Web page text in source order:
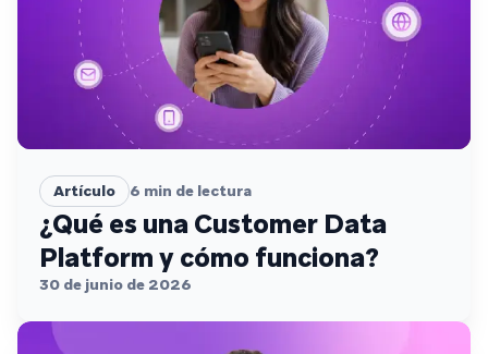
Artículo 6 min de lectura
¿Qué es una Customer Data
Platform y cómo funciona?
30 de junio de 2026